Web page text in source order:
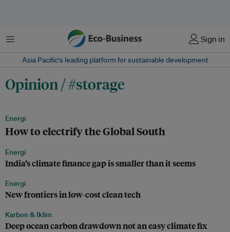
Menu Sign in
Asia Pacific‘s leading platform for sustainable development
Opinion / #storage
Energi
How to electrify the Global South
Energi
India’s climate finance gap is smaller than it seems
Energi
New frontiers in low-cost clean tech
Karbon & Iklim
Deep ocean carbon drawdown not an easy climate fix